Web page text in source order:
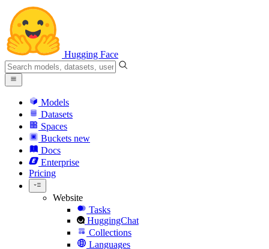
Hugging Face
Models
Datasets
Spaces
Buckets new
Docs
Enterprise
Pricing
Website
Tasks
HuggingChat
Collections
Languages